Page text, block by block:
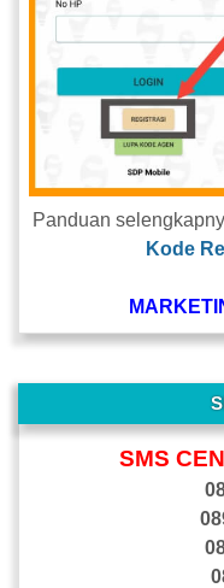
Panduan
Kode
SMS